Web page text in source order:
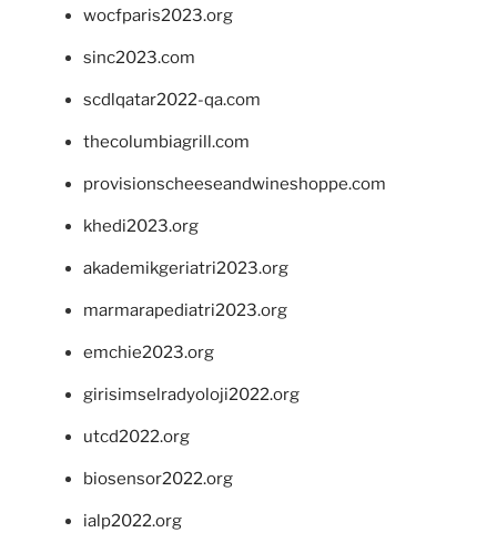
wocfparis2023.org
sinc2023.com
scdlqatar2022-qa.com
thecolumbiagrill.com
provisionscheeseandwineshoppe.com
khedi2023.org
akademikgeriatri2023.org
marmarapediatri2023.org
emchie2023.org
girisimselradyoloji2022.org
utcd2022.org
biosensor2022.org
ialp2022.org